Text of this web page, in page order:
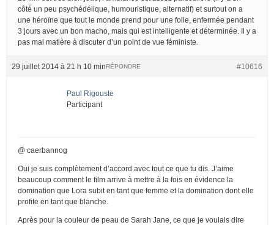
côté un peu psychédélique, humouristique, alternatif) et surtout on a
une héroïne que tout le monde prend pour une folle, enfermée pendant
3 jours avec un bon macho, mais qui est intelligente et déterminée. Il y a
pas mal matière à discuter d’un point de vue féministe.
29 juillet 2014 à 21 h 10 min #10616
RÉPONDRE
Paul Rigouste
Participant
@ caerbannog
Oui je suis complètement d’accord avec tout ce que tu dis. J’aime
beaucoup comment le film arrive à mettre à la fois en évidence la
domination que Lora subit en tant que femme et la domination dont elle
profite en tant que blanche.
Après pour la couleur de peau de Sarah Jane, ce que je voulais dire